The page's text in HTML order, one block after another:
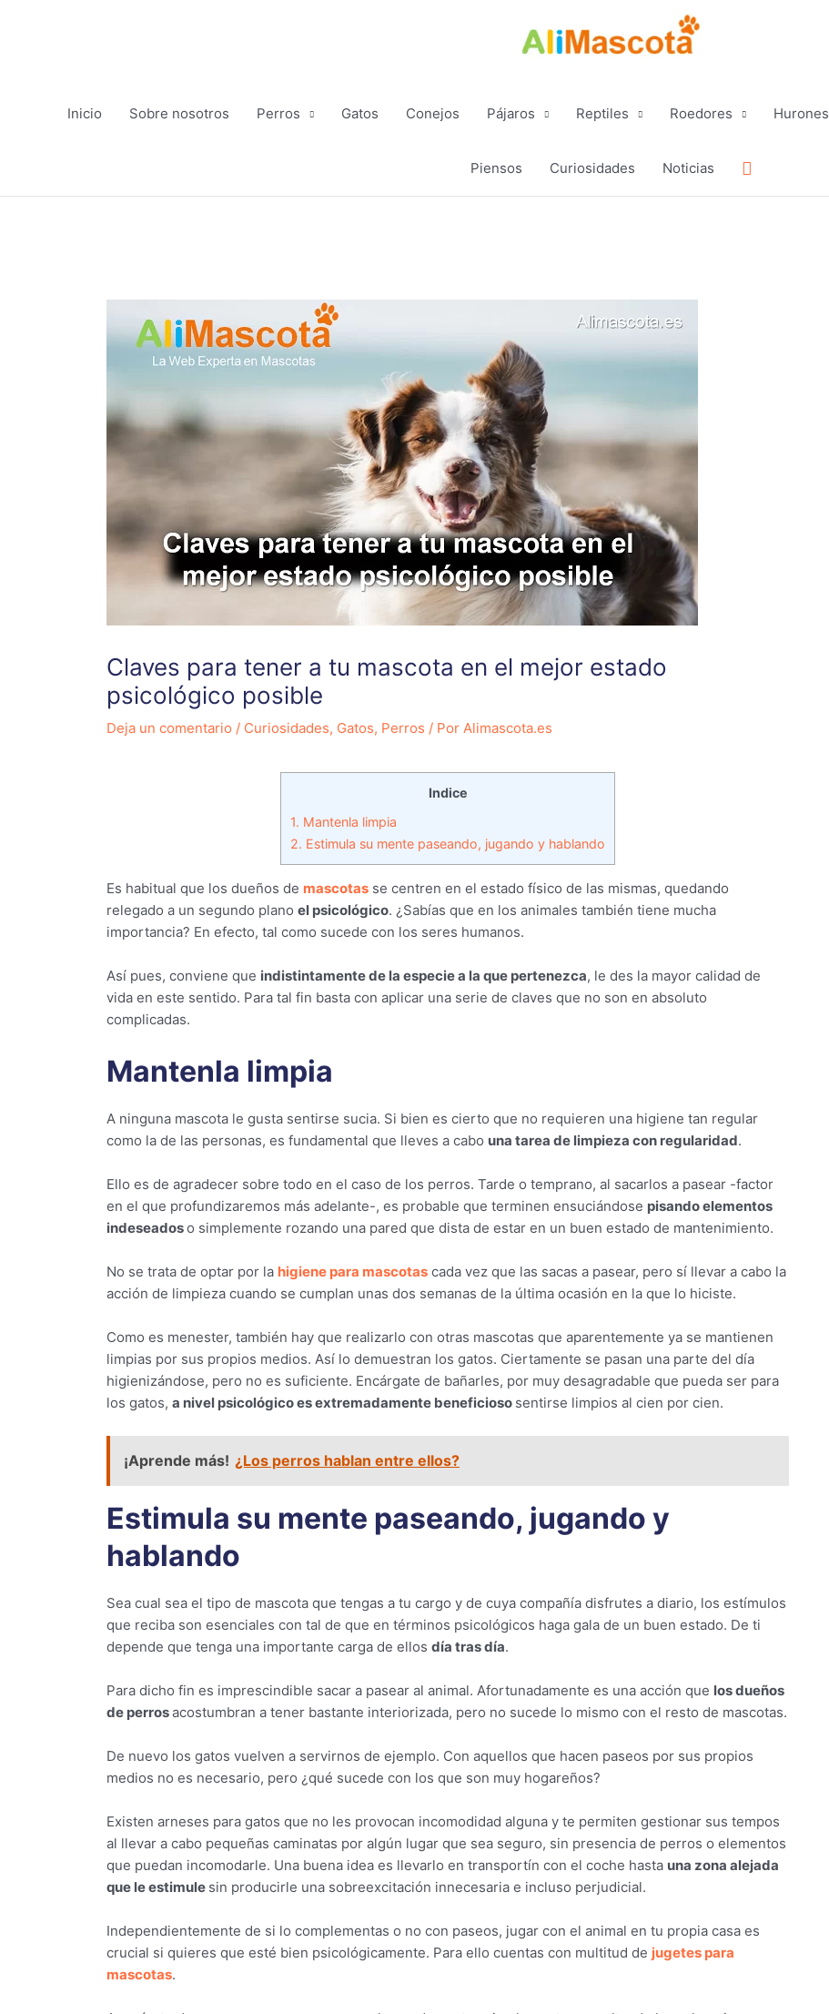
Inicio Sobre nosotros Perros Gatos Conejos Pájaros Reptiles Roedores Hurones
Piensos Curiosidades Noticias Buscar
Claves para tener a tu mascota en el mejor estado
psicológico posible
Deja un comentario / Curiosidades, Gatos, Perros / Por Alimascota.es
Indice
1. Mantenla limpia
2. Estimula su mente paseando, jugando y hablando
Es habitual que los dueños de mascotas se centren en el estado físico de las mismas, quedando
relegado a un segundo plano el psicológico. ¿Sabías que en los animales también tiene mucha
importancia? En efecto, tal como sucede con los seres humanos.
Así pues, conviene que indistintamente de la especie a la que pertenezca, le des la mayor calidad de
vida en este sentido. Para tal fin basta con aplicar una serie de claves que no son en absoluto
complicadas.
Mantenla limpia
A ninguna mascota le gusta sentirse sucia. Si bien es cierto que no requieren una higiene tan regular
como la de las personas, es fundamental que lleves a cabo una tarea de limpieza con regularidad.
Ello es de agradecer sobre todo en el caso de los perros. Tarde o temprano, al sacarlos a pasear -factor
en el que profundizaremos más adelante-, es probable que terminen ensuciándose pisando elementos
indeseadoso simplemente rozando una pared que dista de estar en un buen estado de mantenimiento.
No se trata de optar por la higiene para mascotas cada vez que las sacas a pasear, pero sí llevar a cabo la
acción de limpieza cuando se cumplan unas dos semanas de la última ocasión en la que lo hiciste.
Como es menester, también hay que realizarlo con otras mascotas que aparentemente ya se mantienen
limpias por sus propios medios. Así lo demuestran los gatos. Ciertamente se pasan una parte del día
higienizándose, pero no es suficiente. Encárgate de bañarles, por muy desagradable que pueda ser para
los gatos, a nivel psicológico es extremadamente beneficioso sentirse limpios al cien por cien.
¡Aprende más! ¿Los perros hablan entre ellos?
Estimula su mente paseando, jugando y
hablando
Sea cual sea el tipo de mascota que tengas a tu cargo y de cuya compañía disfrutes a diario, los estímulos
que reciba son esenciales con tal de que en términos psicológicos haga gala de un buen estado. De ti
depende que tenga una importante carga de ellos día tras día.
Para dicho fin es imprescindible sacar a pasear al animal. Afortunadamente es una acción que los dueños
de perrosacostumbran a tener bastante interiorizada, pero no sucede lo mismo con el resto de mascotas.
De nuevo los gatos vuelven a servirnos de ejemplo. Con aquellos que hacen paseos por sus propios
medios no es necesario, pero ¿qué sucede con los que son muy hogareños?
Existen arneses para gatos que no les provocan incomodidad alguna y te permiten gestionar sus tempos
al llevar a cabo pequeñas caminatas por algún lugar que sea seguro, sin presencia de perros o elementos
que puedan incomodarle. Una buena idea es llevarlo en transportín con el coche hasta una zona alejada
que le estimule sin producirle una sobreexcitación innecesaria e incluso perjudicial.
Independientemente de si lo complementas o no con paseos, jugar con el animal en tu propia casa es
crucial si quieres que esté bien psicológicamente. Para ello cuentas con multitud de jugetes para
mascotas.